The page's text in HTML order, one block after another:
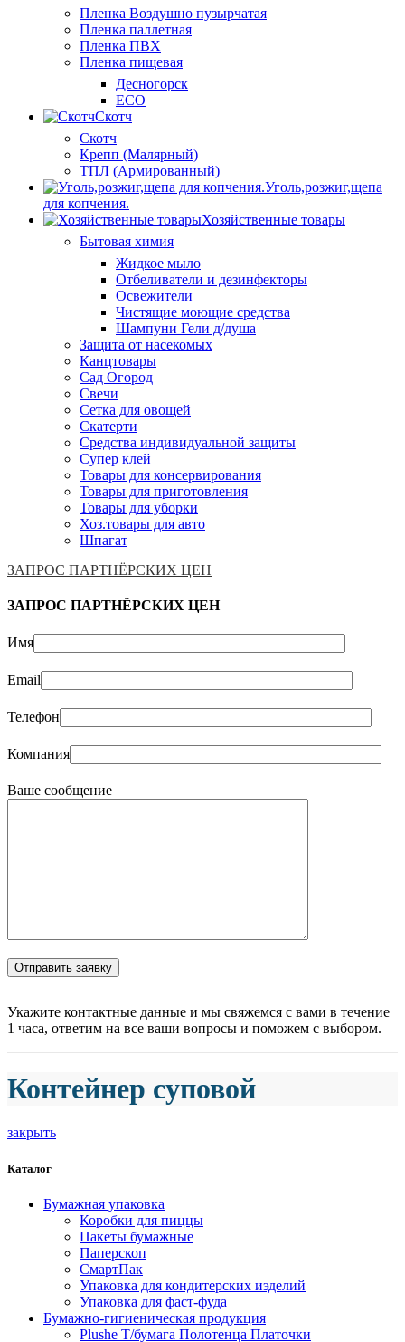
Пленка Воздушно пузырчатая
Пленка паллетная
Пленка ПВХ
Пленка пищевая
Десногорск
ECO
Скотч
Скотч
Крепп (Малярный)
ТПЛ (Армированный)
Уголь,розжиг,щепа
для копчения.
Хозяйственные товары
Бытовая химия
Жидкое мыло
Отбеливатели и дезинфекторы
Освежители
Чистящие моющие средства
Шампуни Гели д/душа
Защита от насекомых
Канцтовары
Сад Огород
Свечи
Сетка для овощей
Скатерти
Средства индивидуальной защиты
Супер клей
Товары для консервирования
Товары для приготовления
Товары для уборки
Хоз.товары для авто
Шпагат
ЗАПРОС ПАРТНЁРСКИХ ЦЕН
ЗАПРОС ПАРТНЁРСКИХ ЦЕН
Имя
Email
Телефон
Компания
Ваше сообщение
Укажите контактные данные и мы свяжемся с вами в течение
1 часа, ответим на все ваши вопросы и поможем с выбором.
Контейнер суповой
закрыть
Каталог
Бумажная упаковка
Коробки для пиццы
Пакеты бумажные
Паперскоп
СмартПак
Упаковка для кондитерских иэделий
Упаковка для фаст-фуда
Бумажно-гигиеническая продукция
Plushe Т/бумага Полотенца Платочки